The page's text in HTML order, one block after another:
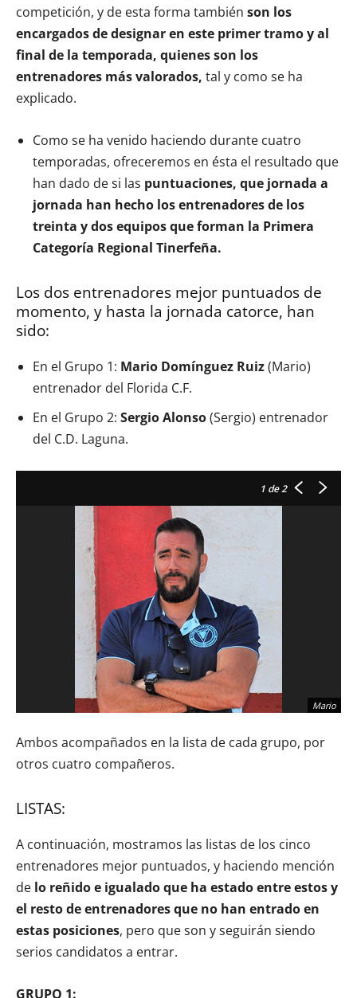
competición, y de esta forma también son los
encargados de designar en este primer tramo y al
final de la temporada, quienes son los
entrenadores más valorados, tal y como se ha
explicado.
Como se ha venido haciendo durante cuatro
temporadas, ofreceremos en ésta el resultado que
han dado de si las puntuaciones, que jornada a
jornada han hecho los entrenadores de los
treinta y dos equipos que forman la Primera
Categoría Regional Tinerfeña.
Los dos entrenadores mejor puntuados de
momento, y hasta la jornada catorce, han
sido:
En el Grupo 1: Mario Domínguez Ruiz(Mario)
entrenador del Florida C.F.
En el Grupo 2: Sergio Alonso(Sergio) entrenador
del C.D. Laguna.
1 de 2
Mario
Ambos acompañados en la lista de cada grupo, por
otros cuatro compañeros.
LISTAS:
A continuación, mostramos las listas de los cinco
entrenadores mejor puntuados, y haciendo mención
de lo reñido e igualado que ha estado entre estos y
el resto de entrenadores que no han entrado en
estas posiciones, pero que son y seguirán siendo
serios candidatos a entrar.
GRUPO 1: